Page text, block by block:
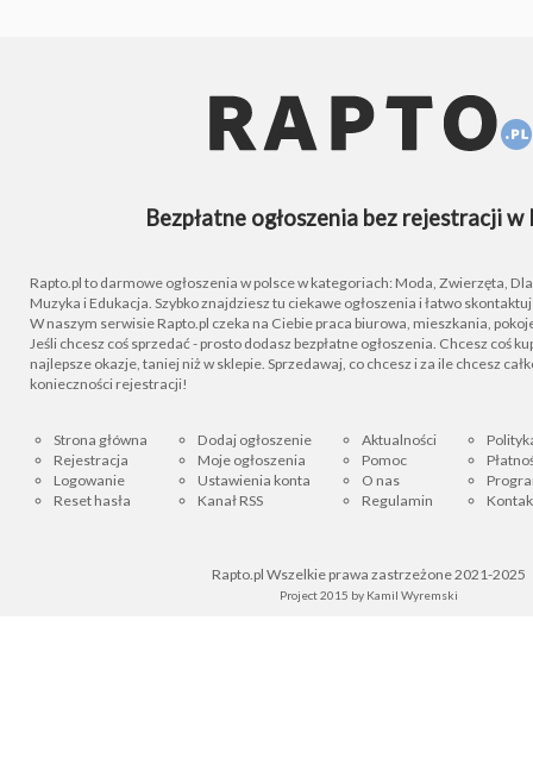
Bezpłatne ogłoszenia bez rejestracji w
Rapto.pl to darmowe ogłoszenia w polsce w kategoriach: Moda, Zwierzęta, Dla
Muzyka i Edukacja. Szybko znajdziesz tu ciekawe ogłoszenia i łatwo
W naszym serwisie Rapto.pl czeka na Ciebie praca biurowa, mieszkania,
Jeśli chcesz coś sprzedać - prosto dodasz bezpłatne ogłoszenia. Chcesz coś
najlepsze okazje, taniej niż w sklepie. Sprzedawaj, co chcesz i za ile chcesz
konieczności rejestracji!
Strona główna
Rejestracja
Logowanie
Reset hasła
Dodaj ogłoszenie
Moje ogłoszenia
Ustawienia konta
Kanał RSS
Aktualności
Pomoc
O nas
Regulamin
Rapto.pl Wszelkie prawa zastrzeżone 2021-2025
Project 2015 by Kamil Wyremski